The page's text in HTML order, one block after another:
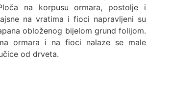
na korpusu ormara, postolje i
na vratima i fioci napravljeni su
obloženog bijelom grund folijom.
ormara i na fioci nalaze se male
od drveta.